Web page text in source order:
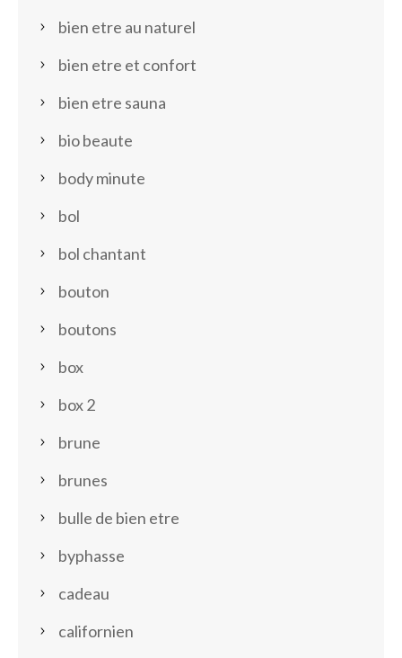
bien etre au naturel
bien etre et confort
bien etre sauna
bio beaute
body minute
bol
bol chantant
bouton
boutons
box
box 2
brune
brunes
bulle de bien etre
byphasse
cadeau
californien